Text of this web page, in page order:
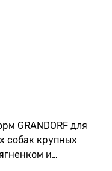
GRANDORF для
собак крупных
и